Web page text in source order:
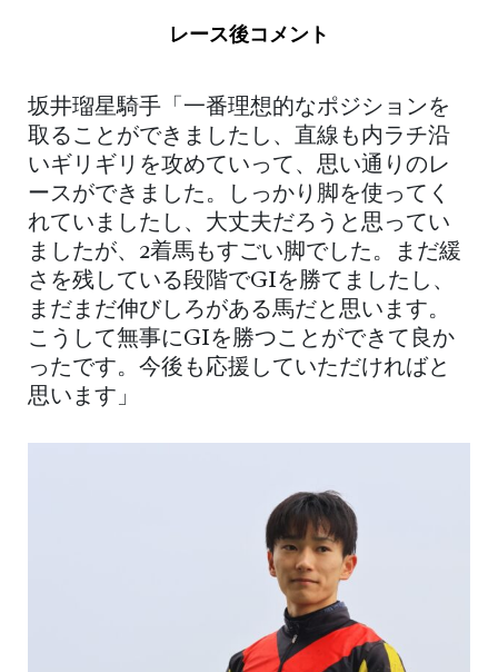
レース後コメント
坂井瑠星騎手「一番理想的なポジションを
取ることができましたし、直線も内ラチ沿
いギリギリを攻めていって、思い通りのレ
ースができました。しっかり脚を使ってく
れていましたし、大丈夫だろうと思ってい
ましたが、2着馬もすごい脚でした。まだ緩
さを残している段階でGIを勝てましたし、
まだまだ伸びしろがある馬だと思います。
こうして無事にGIを勝つことができて良か
ったです。今後も応援していただければと
思います」